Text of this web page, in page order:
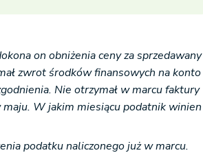
on obniżenia ceny za sprzedawany
zwrot środków finansowych na konto
Nie otrzymał w marcu faktury
W jakim miesiącu podatnik winien
podatku naliczonego już w marcu.